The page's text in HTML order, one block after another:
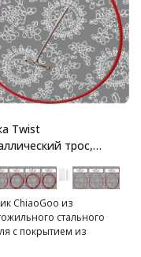
Twist
трос,
ChiaoGoo из
стального
с покрытием из